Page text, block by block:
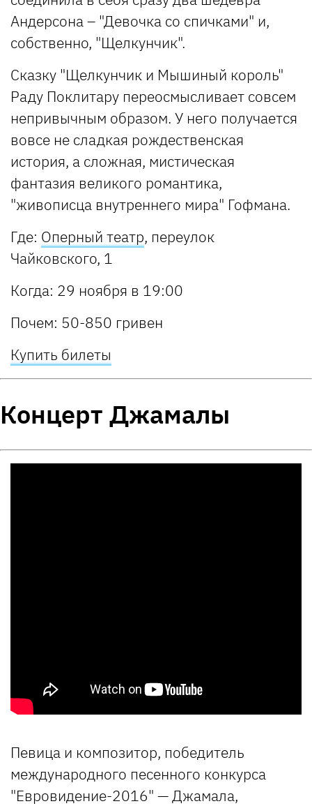
Андерсона – "Девочка со спичками" и,
собственно, "Щелкунчик".
Сказку "Щелкунчик и Мышиный король"
Раду Поклитару переосмысливает совсем
непривычным образом. У него получается
вовсе не сладкая рождественская
история, а сложная, мистическая
фантазия великого романтика,
"живописца внутреннего мира" Гофмана.
Где: Оперный театр, переулок
Чайковского, 1
Когда: 29 ноября в 19:00
Почем: 50-850 гривен
Купить билеты
Концерт Джамалы
Певица и композитор, победитель
международного песенного конкурса
"Евровидение-2016" — Джамала,